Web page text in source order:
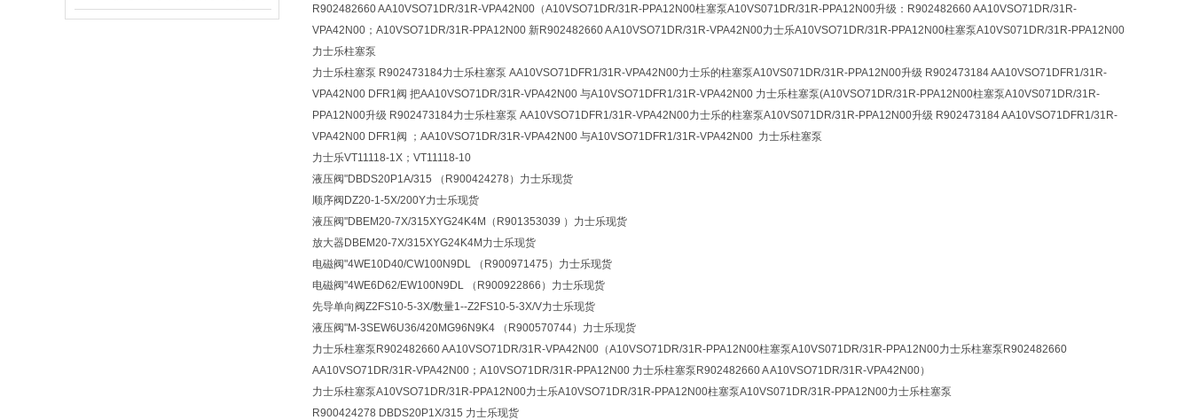
R902482660 AA10VSO71DR/31R-VPA42N00（A10VSO71DR/31R-PPA12N00柱塞泵A10VS071DR/31R-PPA12N00升级：R902482660 AA10VSO71DR/31R-
VPA42N00；A10VSO71DR/31R-PPA12N00 新R902482660 A A10VSO71DR/31R-VPA42N00力士乐A10VSO71DR/31R-PPA12N00柱塞泵A10VS071DR/31R-PPA12N00
力士乐柱塞泵
力士乐柱塞泵 R902473184力士乐柱塞泵 AA10VSO71DFR1/31R-VPA42N00力士乐的柱塞泵A10VS071DR/31R-PPA12N00升级 R902473184 AA10VSO71DFR1/31R-
VPA42N00 DFR1阀 把AA10VSO71DR/31R-VPA42N00 与A10VSO71DFR1/31R-VPA42N00 力士乐柱塞泵(A10VSO71DR/31R-PPA12N00柱塞泵A10VS071DR/31R-
PPA12N00升级 R902473184力士乐柱塞泵 AA10VSO71DFR1/31R-VPA42N00力士乐的柱塞泵A10VS071DR/31R-PPA12N00升级 R902473184 AA10VSO71DFR1/31R-
VPA42N00 DFR1阀 ；AA10VSO71DR/31R-VPA42N00 与A10VSO71DFR1/31R-VPA42N00 力士乐柱塞泵
力士乐VT11118-1X；VT11118-10
液压阀"DBDS20P1A/315 （R900424278）力士乐现货
顺序阀 DZ20-1-5X/200Y力士乐现货
液压阀"DBEM20-7X/315XYG24K4M（R901353039 ）力士乐现货
放大器DBEM20-7X/315XYG24K4M力士乐现货
电磁阀"4WE10D40/CW100N9DL （R900971475）力士乐现货
电磁阀"4WE6D62/EW100N9DL （R900922866）力士乐现货
先导单向阀Z2FS10-5-3X/数量1--Z2FS10-5-3X/V力士乐现货
液压阀"M-3SEW6U36/420MG96N9K4 （R900570744）力士乐现货
力士乐柱塞泵R902482660 AA10VSO71DR/31R-VPA42N00（A10VSO71DR/31R-PPA12N00柱塞泵A10VS071DR/31R-PPA12N00力士乐柱塞泵R902482660
AA10VSO71DR/31R-VPA42N00；A10VSO71DR/31R-PPA12N00 力士乐柱塞泵R902482660 A A10VSO71DR/31R-VPA42N00）
力士乐柱塞泵A10VSO71DR/31R-PPA12N00力士乐A10VSO71DR/31R-PPA12N00柱塞泵A10VS071DR/31R-PPA12N00力士乐柱塞泵
R900424278 DBDS20P1X/315 力士乐现货